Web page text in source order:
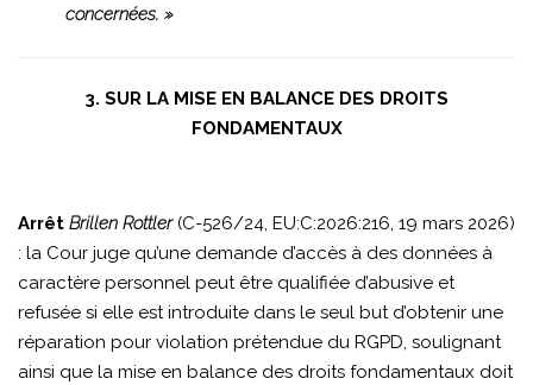
concernées. »
3. SUR LA MISE EN BALANCE DES DROITS
FONDAMENTAUX
Arrêt Brillen Rottler(C-526/24, EU:C:2026:216, 19 mars 2026)
: la Cour juge qu’une demande d’accès à des données à
caractère personnel peut être qualifiée d’abusive et
refusée si elle est introduite dans le seul but d’obtenir une
réparation pour violation prétendue du RGPD, soulignant
ainsi que la mise en balance des droits fondamentaux doit